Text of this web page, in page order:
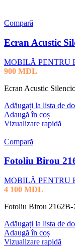
Compară
Ecran Acustic
MOBILĂ PENTRU
900 MDL
Ecran Acustic
Adăugați la lista de
Adaugă în coș
Vizualizare rapidă
Compară
Fotoliu Birou
MOBILĂ PENTRU
4 100 MDL
Fotoliu Birou
Adăugați la lista de
Adaugă în coș
Vizualizare rapidă